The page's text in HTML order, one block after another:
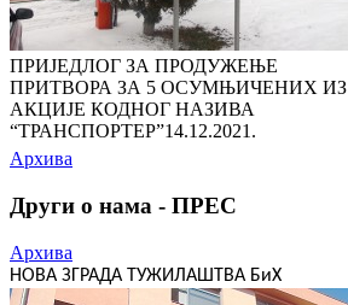
ПРИЈЕДЛОГ ЗА ПРОДУЖЕЊЕ
ПРИТВОРА ЗА 5 ОСУМЊИЧЕНИХ ИЗ
АКЦИЈЕ КОДНОГ НАЗИВА
“ТРАНСПОРТЕР”14.12.2021.
Архива
Други о нама - ПРЕС
Архива
НОВА ЗГРАДА ТУЖИЛАШТВА БиХ